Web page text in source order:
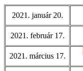
2021. január 20.
2021. február 17.
2021. március 17.